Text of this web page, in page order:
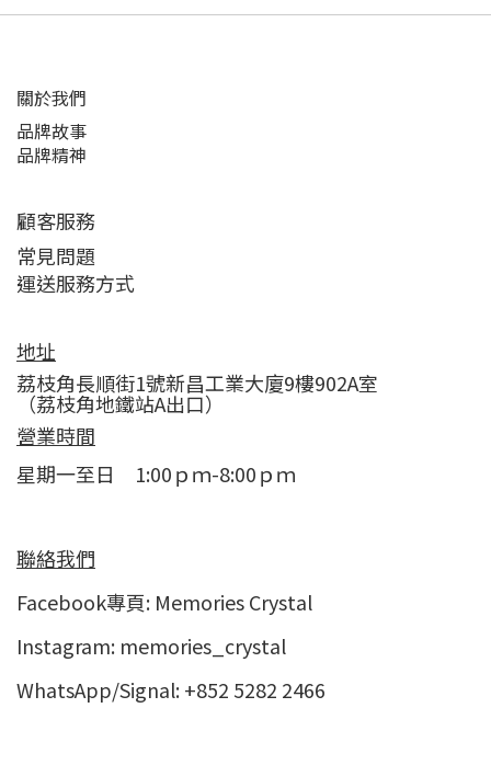
關於我們
品牌故事
品牌精神
顧客服務
常見問題
運送服務方式
地址
荔枝角長順街1號新昌工業大廈9樓902A室
（荔枝角地鐵站A出口）
營業時間
星期一至日 1:00ｐｍ-8:00ｐｍ
聯絡我們
Facebook專頁: Memories Crystal
Instagram: memories_crystal
WhatsApp/Signal: +852 5282 2466